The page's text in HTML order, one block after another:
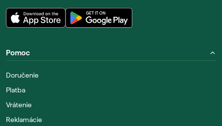
Pomoc
Doručenie
Platba
Vrátenie
Reklamácie